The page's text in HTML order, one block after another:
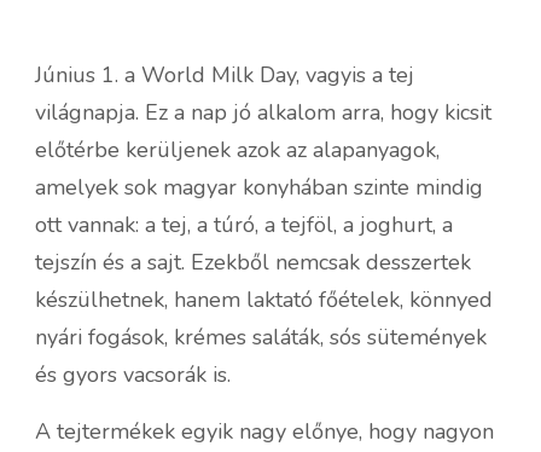
Június 1. a World Milk Day, vagyis a tej
világnapja. Ez a nap jó alkalom arra, hogy kicsit
előtérbe kerüljenek azok az alapanyagok,
amelyek sok magyar konyhában szinte mindig
ott vannak: a tej, a túró, a tejföl, a joghurt, a
tejszín és a sajt. Ezekből nemcsak desszertek
készülhetnek, hanem laktató főételek, könnyed
nyári fogások, krémes saláták, sós sütemények
és gyors vacsorák is.
A tejtermékek egyik nagy előnye, hogy nagyon